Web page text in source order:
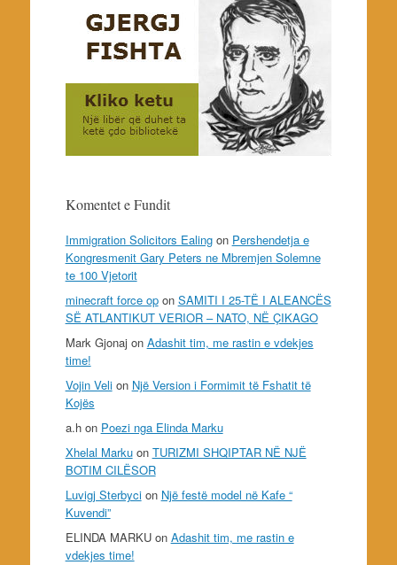
Komentet e Fundit
Immigration Solicitors Ealingon Pershendetja e
Kongresmenit Gary Peters ne Mbremjen Solemne
te 100 Vjetorit
minecraft force opon SAMITI I 25-TË I ALEANCËS
SË ATLANTIKUT VERIOR – NATO, NË ÇIKAGO
Mark Gjonaj on Adashit tim, me rastin e vdekjes
time!
Vojin Velion Një Version i Formimit të Fshatit të
Kojës
a.hon Poezi nga Elinda Marku
Xhelal Markuon TURIZMI SHQIPTAR NË NJË
BOTIM CILËSOR
Luvigj Sterbycion Një festë model në Kafe “
Kuvendi”
ELINDA MARKUon Adashit tim, me rastin e
vdekjes time!